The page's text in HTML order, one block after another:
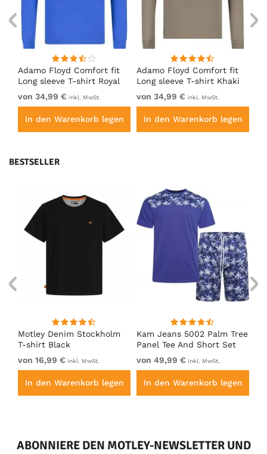
Adamo Floyd Comfort fit
Long sleeve T-shirt Royal
von 34,99 € inkl. MwSt.
In den Warenkorb legen
Adamo Floyd Comfort fit
Long sleeve T-shirt Khaki
von 34,99 € inkl. MwSt.
In den Warenkorb legen
BESTSELLER
Motley Denim Stockholm
T-shirt Black
von 16,99 € inkl. MwSt.
In den Warenkorb legen
Kam Jeans 5002 Palm Tree
Panel Tee And Short Set
Electric Blue
von 49,99 € inkl. MwSt.
In den Warenkorb legen
ABONNIERE DEN MOTLEY-NEWSLETTER UND